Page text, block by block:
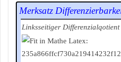
Merksatz
Linksseitiger Differenzialqotient